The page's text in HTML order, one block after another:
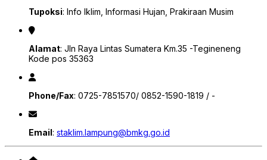
Tupoksi: Info Iklim, Informasi Hujan, Prakiraan Musim
Alamat: Jln Raya Lintas Sumatera Km.35 -Tegineneng
Kode pos 35363
Phone/Fax: 0725-7851570/ 0852-1590-1819 / -
Email: staklim.lampung@bmkg.go.id